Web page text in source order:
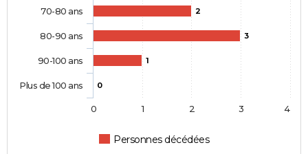
2
3
1
0
Personnes décédées
70-80 ans
80-90 ans
90-100 ans
Plus de 100 ans
0 1 2 3 4